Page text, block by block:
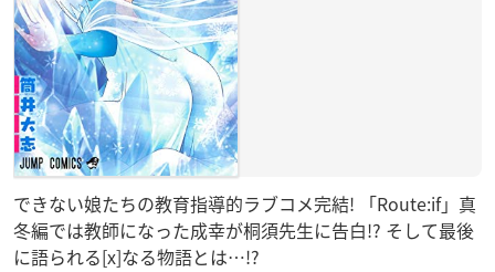
できない娘たちの教育指導的ラブコメ完結! 「Route:if」真
冬編では教師になった成幸が桐須先生に告白!? そして最後
に語られる[x]なる物語とは…!?